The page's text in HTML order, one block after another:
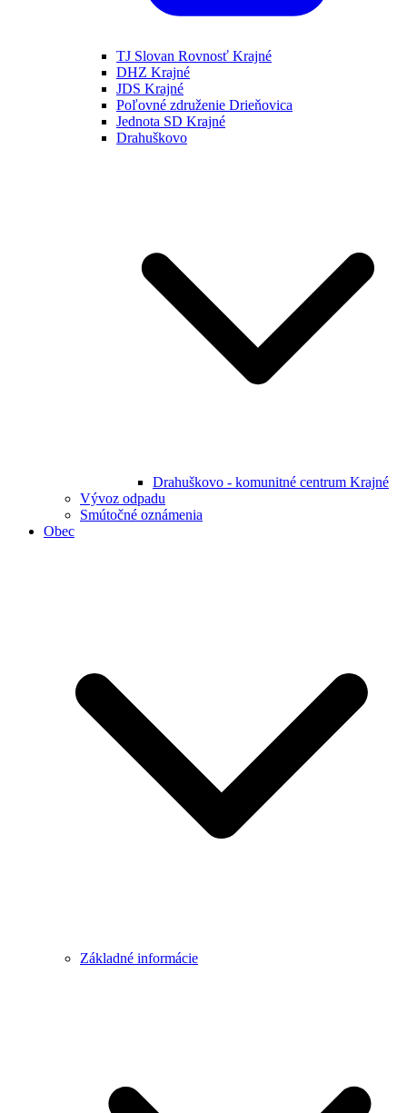
TJ Slovan Rovnosť Krajné
DHZ Krajné
JDS Krajné
Poľovné združenie Drieňovica
Jednota SD Krajné
Drahuškovo
Drahuškovo - komunitné centrum Krajné
Vývoz odpadu
Smútočné oznámenia
Obec
Základné informácie